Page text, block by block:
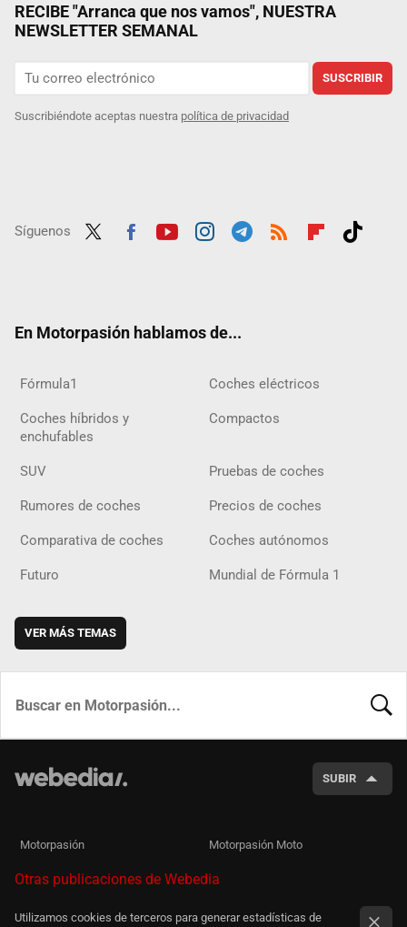
RECIBE "Arranca que nos vamos", NUESTRA
NEWSLETTER SEMANAL
SUSCRIBIR
Suscribiéndote aceptas nuestra política de privacidad
Síguenos
En Motorpasión hablamos de...
Fórmula1 Coches eléctricos
Coches híbridos y
enchufables
Compactos
SUV Pruebas de coches
Rumores de coches Precios de coches
Comparativa de coches Coches autónomos
Futuro Mundial de Fórmula 1
VER MÁS TEMAS
SUBIR
Motorpasión Motorpasión Moto
Otras publicaciones de Webedia
Utilizamos cookies de terceros para generar estadísticas de